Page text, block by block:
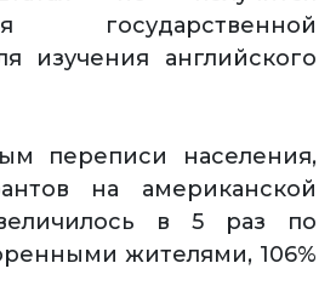
государственной
изучения английского
переписи населения,
на американской
в 5 раз по
жителями, 106%